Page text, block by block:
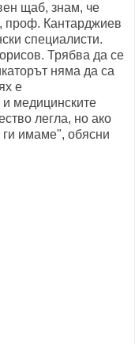
щаб, знам, че
проф. Кантарджиев
специалисти.
Трябва да се
няма да са
е
медицинските
легла, но ако
ги имаме", обясни